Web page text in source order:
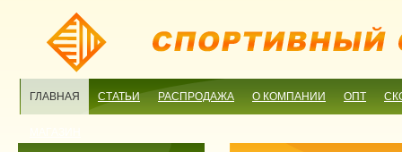
ГЛАВНАЯ СТАТЬИ РАСПРОДАЖА О КОМПАНИИ ОПТ